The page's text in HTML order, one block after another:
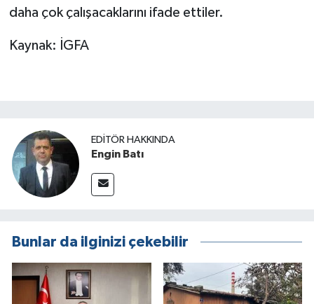
daha çok çalışacaklarını ifade ettiler.
Kaynak: İGFA
EDITÖR HAKKINDA
Engin Batı
Bunlar da ilginizi çekebilir